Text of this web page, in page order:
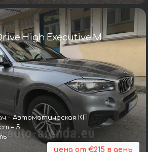
High Executive M
– Автоматическая КП
– 5
цена от €215 в день